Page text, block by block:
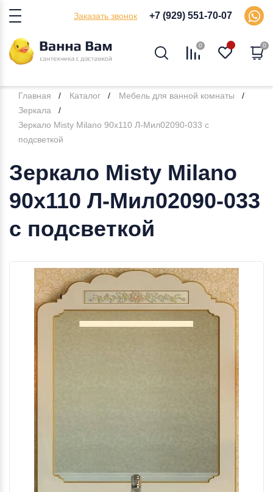
Заказать звонок +7 (929) 551-70-07
0 0
Главная Каталог
Мебель для ванной комнаты
Зеркала
Зеркало Misty Milano 90x110 Л-Мил02090-033 с
подсветкой
Зеркало Misty Milano
90x110 Л-Мил02090-033
с подсветкой